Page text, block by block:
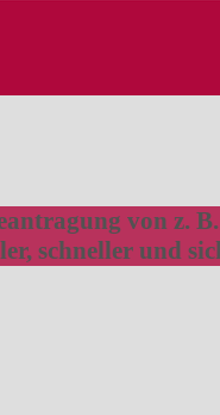
von z. B.
schneller und